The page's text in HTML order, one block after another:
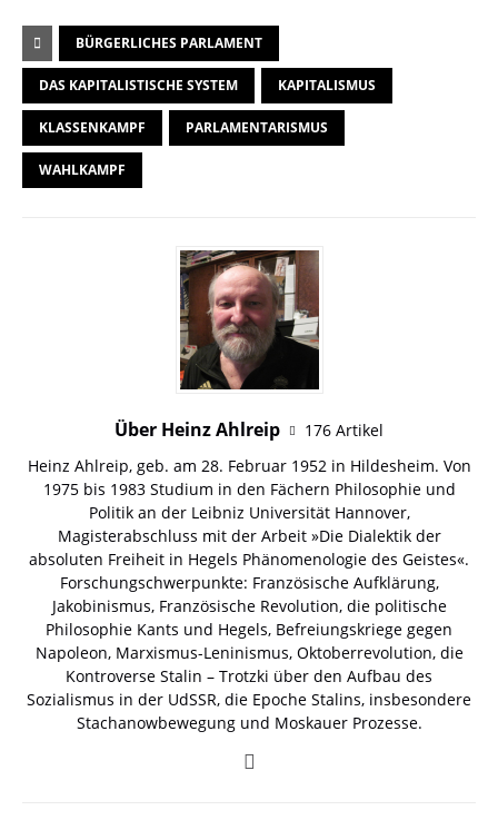
BÜRGERLICHES PARLAMENT
DAS KAPITALISTISCHE SYSTEM KAPITALISMUS
KLASSENKAMPF PARLAMENTARISMUS
WAHLKAMPF
Über Heinz Ahlreip
176 Artikel
Heinz Ahlreip, geb. am 28. Februar 1952 in Hildesheim. Von
1975 bis 1983 Studium in den Fächern Philosophie und
Politik an der Leibniz Universität Hannover,
Magisterabschluss mit der Arbeit »Die Dialektik der
absoluten Freiheit in Hegels Phänomenologie des Geistes«.
Forschungschwerpunkte: Französische Aufklärung,
Jakobinismus, Französische Revolution, die politische
Philosophie Kants und Hegels, Befreiungskriege gegen
Napoleon, Marxismus-Leninismus, Oktoberrevolution, die
Kontroverse Stalin – Trotzki über den Aufbau des
Sozialismus in der UdSSR, die Epoche Stalins, insbesondere
Stachanowbewegung und Moskauer Prozesse.